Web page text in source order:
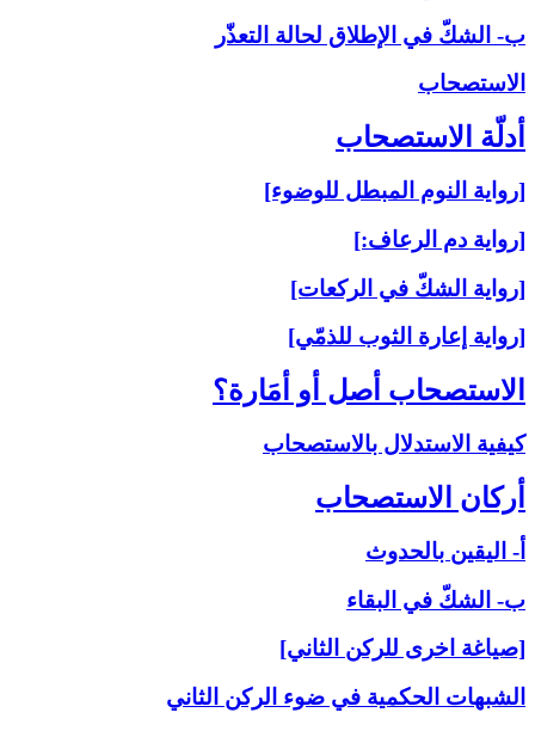
ب- الشكّ في الإطلاق لحالة التعذّر
الاستصحاب‏
أدلّة الاستصحاب‏
[رواية النوم المبطل للوضوء]
[رواية دم الرعاف:]
[رواية الشكّ في الركعات]
[رواية إعارة الثوب للذمّي]
الاستصحاب أصل أو أمَارة؟
كيفية الاستدلال بالاستصحاب
أركان الاستصحاب‏
أ- اليقين بالحدوث
ب- الشكّ في البقاء
[صياغة اخرى للركن الثاني]
الشبهات الحكمية في ضوء الركن الثاني